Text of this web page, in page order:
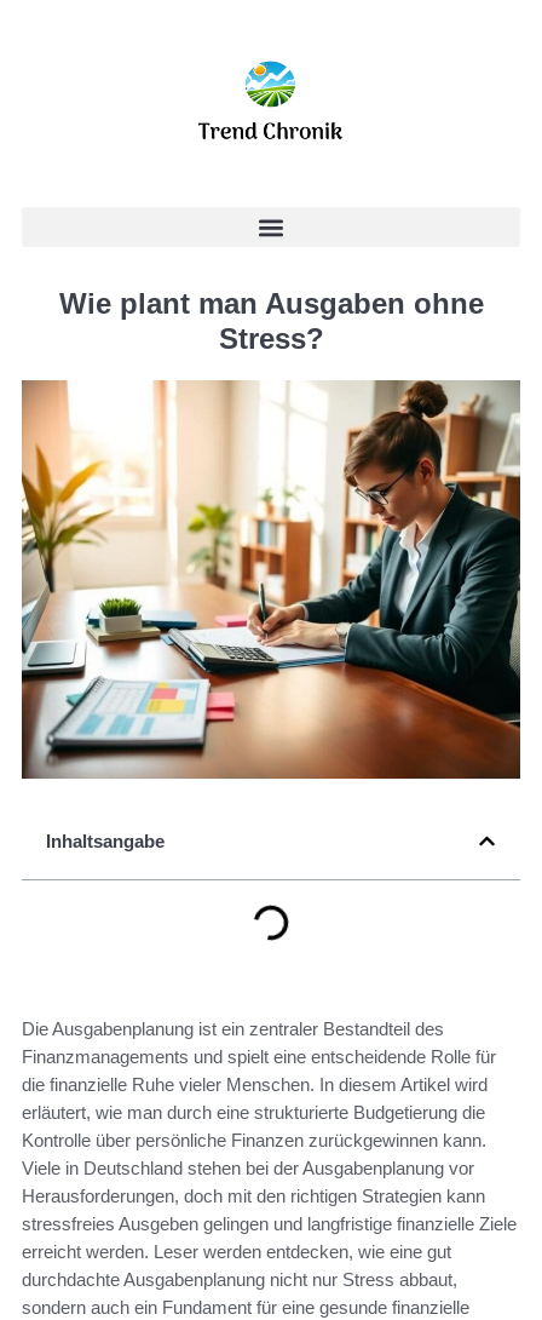
Wie plant man Ausgaben ohne
Stress?
Inhaltsangabe
Die Ausgabenplanung ist ein zentraler Bestandteil des
Finanzmanagements und spielt eine entscheidende Rolle für
die finanzielle Ruhe vieler Menschen. In diesem Artikel wird
erläutert, wie man durch eine strukturierte Budgetierung die
Kontrolle über persönliche Finanzen zurückgewinnen kann.
Viele in Deutschland stehen bei der Ausgabenplanung vor
Herausforderungen, doch mit den richtigen Strategien kann
stressfreies Ausgeben gelingen und langfristige finanzielle Ziele
erreicht werden. Leser werden entdecken, wie eine gut
durchdachte Ausgabenplanung nicht nur Stress abbaut,
sondern auch ein Fundament für eine gesunde finanzielle